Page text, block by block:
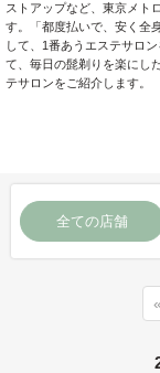
ストアップなど、東京メト
す。「都度払いで、安く全
して、1番あうエステサロ
て、毎日の髭剃りを楽にし
テサロンをご紹介します。
全ての店舗
«